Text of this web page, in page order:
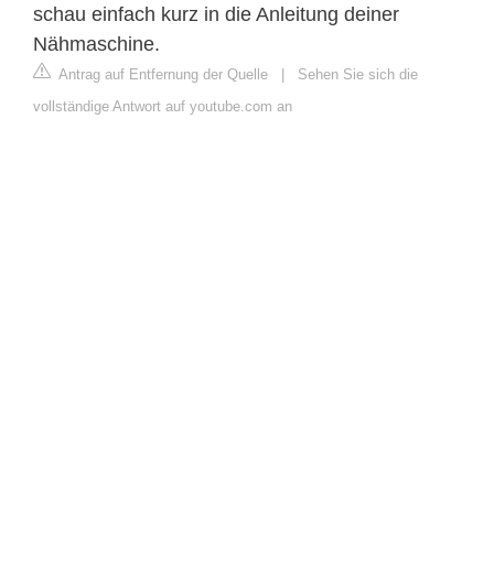
schau einfach kurz in die Anleitung deiner
Nähmaschine.
Antrag auf Entfernung der Quelle | Sehen Sie sich die
vollständige Antwort auf youtube.com an